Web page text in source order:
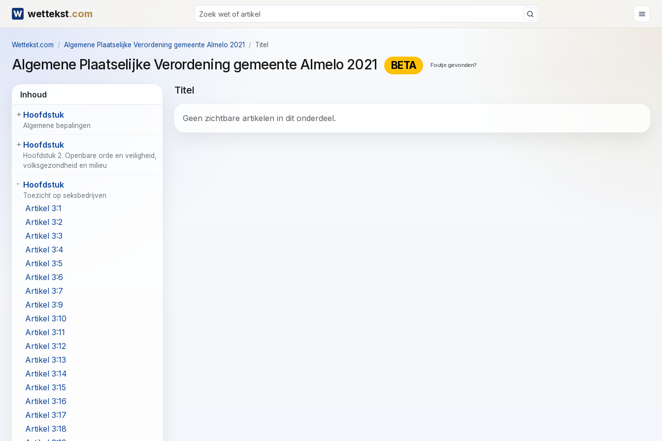
wettekst.com
Wettekst.com Algemene Plaatselijke Verordening gemeente Almelo 2021 Titel
Algemene Plaatselijke Verordening gemeente Almelo 2021 BETA Foutje gevonden?
Inhoud
Hoofdstuk
Algemene bepalingen
Hoofdstuk
Hoofdstuk 2. Openbare orde en veiligheid,
volksgezondheid en milieu
Hoofdstuk
Toezicht op seksbedrijven
Artikel 3:1
Artikel 3:2
Artikel 3:3
Artikel 3:4
Artikel 3:5
Artikel 3:6
Artikel 3:7
Artikel 3:9
Artikel 3:10
Artikel 3:11
Artikel 3:12
Artikel 3:13
Artikel 3:14
Artikel 3:15
Artikel 3:16
Artikel 3:17
Artikel 3:18
Titel
Geen zichtbare artikelen in dit onderdeel.